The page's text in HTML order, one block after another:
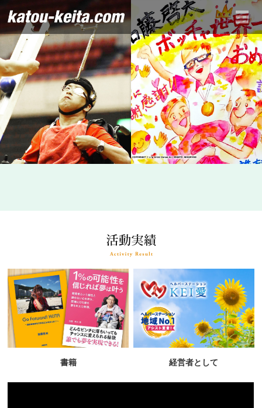
書籍 経営者として